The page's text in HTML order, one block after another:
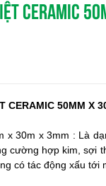
CERAMIC
CERAMIC 50MM X
x 30m x 3mm : Là
cường hợp kim, sợi
có tác động xấu tới